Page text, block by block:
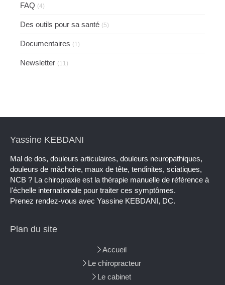
FAQ (4)
Des outils pour sa santé (5)
Documentaires (1)
Newsletter (11)
Yassine KEBDANI
Mal de dos, douleurs articulaires, douleurs neuropathiques,
douleurs de mâchoire, maux de tête, tendinites, sciatiques,
NCB ? La chiropraxie est la thérapie manuelle de référence à
l'échelle internationale pour traiter ces symptômes.
Prenez rendez-vous avec Yassine KEBDANI, DC.
Plan du site
Accueil
Le chiropracteur
Le cabinet